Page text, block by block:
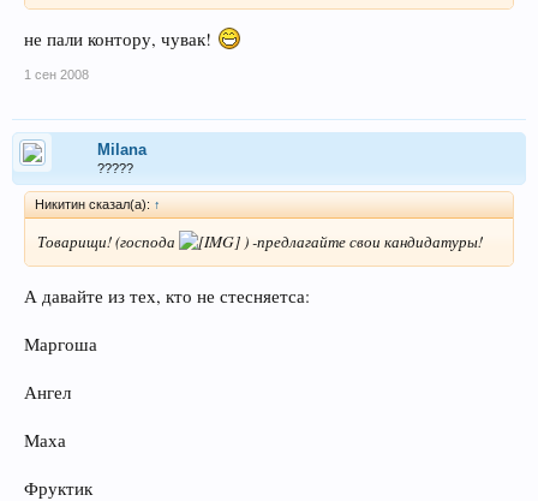
не пали контору, чувак!
1 сен 2008
Milana
?????
Никитин сказал(а): ↑
Товарищи! (господа ) -предлагайте свои кандидатуры!
А давайте из тех, кто не стесняетса:
Маргоша
Ангел
Маха
Фруктик